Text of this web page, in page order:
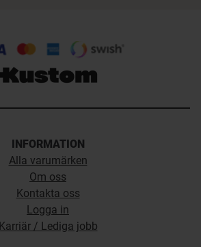
INFORMATION
Alla varumärken
Om oss
Kontakta oss
Logga in
Karriär / Lediga jobb